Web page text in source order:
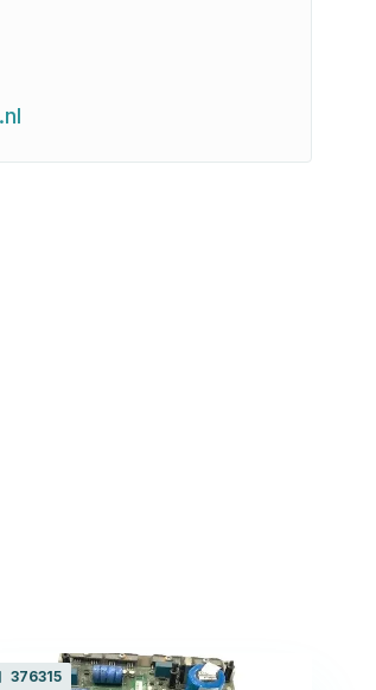
376315